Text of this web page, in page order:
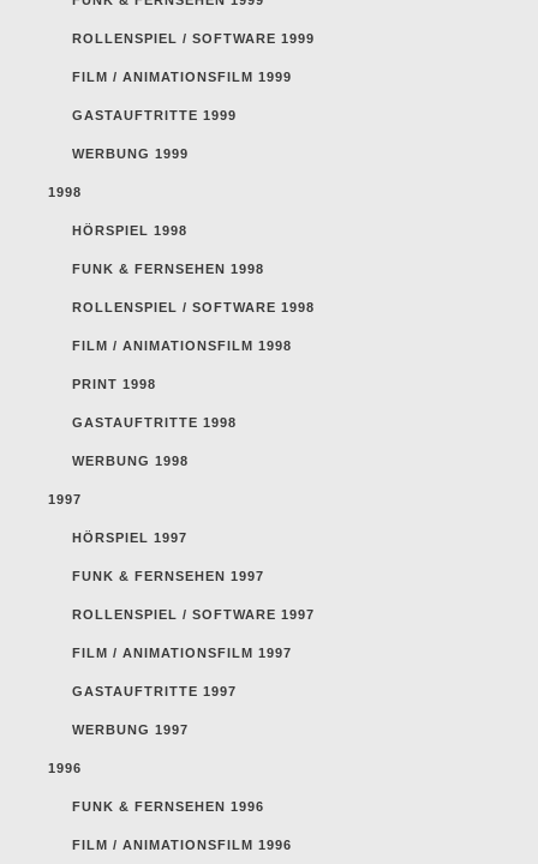
ROLLENSPIEL / SOFTWARE 1999
FILM / ANIMATIONSFILM 1999
GASTAUFTRITTE 1999
WERBUNG 1999
1998
HÖRSPIEL 1998
FUNK & FERNSEHEN 1998
ROLLENSPIEL / SOFTWARE 1998
FILM / ANIMATIONSFILM 1998
PRINT 1998
GASTAUFTRITTE 1998
WERBUNG 1998
1997
HÖRSPIEL 1997
FUNK & FERNSEHEN 1997
ROLLENSPIEL / SOFTWARE 1997
FILM / ANIMATIONSFILM 1997
GASTAUFTRITTE 1997
WERBUNG 1997
1996
FUNK & FERNSEHEN 1996
FILM / ANIMATIONSFILM 1996